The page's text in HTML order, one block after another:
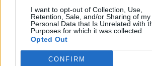
I want to opt-out of Collection, Use,
Retention, Sale, and/or Sharing of my
Personal Data that Is Unrelated with
Purposes for which it was collected.
Opted Out
CONFIRM
sempre d’occhio:
Associazione Nazionale
Turistiche;